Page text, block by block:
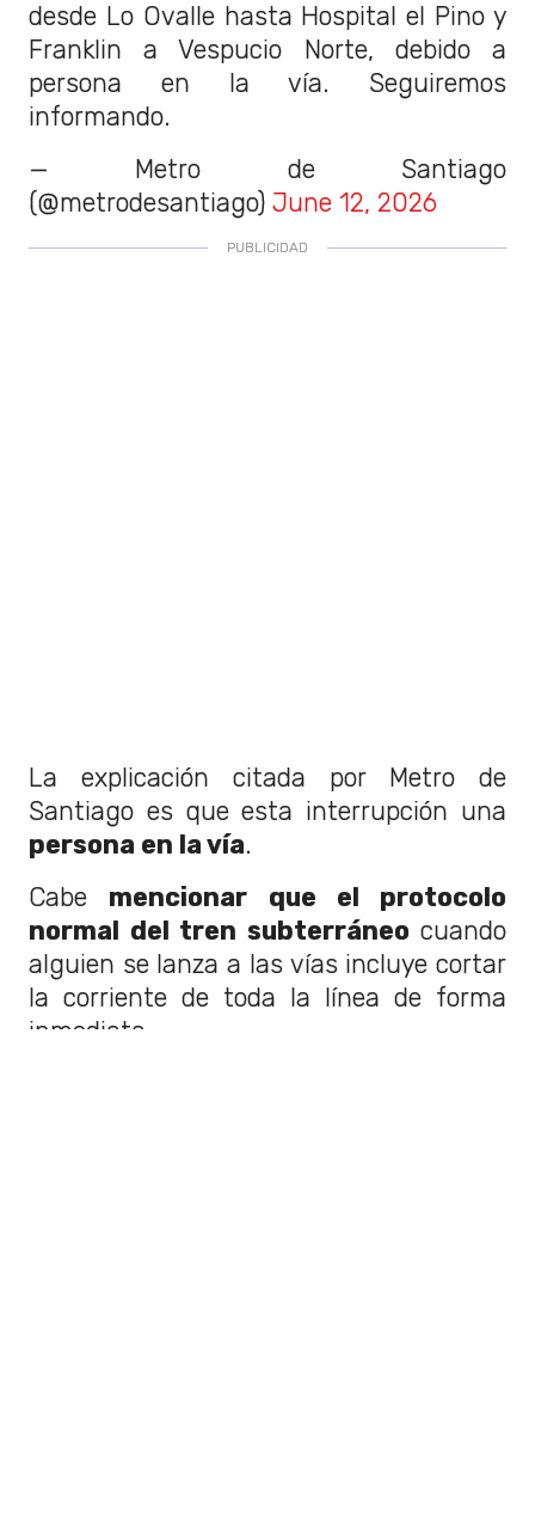
desde Lo Ovalle hasta Hospital el Pino y
Franklin a Vespucio Norte, debido a
persona en la vía. Seguiremos
informando.
— Metro de Santiago
(@metrodesantiago) June 12, 2026
La explicación citada por Metro de
Santiago es que esta interrupción una
persona en la vía.
Cabe mencionar que el protocolo
normal del tren subterráneo cuando
alguien se lanza a las vías incluye cortar
la corriente de toda la línea de forma
inmediata.